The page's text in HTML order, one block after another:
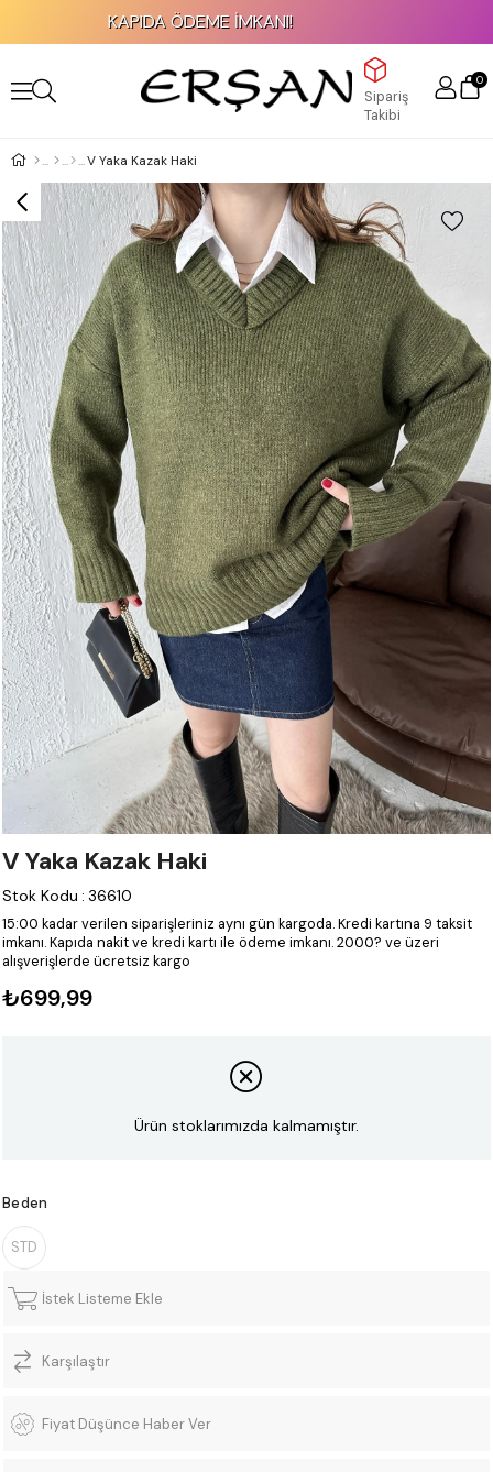
KAPIDA ÖDEME İMKANI!
Sipariş
Takibi
0
V Yaka Kazak Haki
V Yaka Kazak Haki
Stok Kodu : 36610
15:00 kadar verilen siparişleriniz aynı gün kargoda.Kredi kartına 9 taksit
imkanı.Kapıda nakit ve kredi kartı ile ödeme imkanı.2000? ve üzeri
alışverişlerde ücretsiz kargo
₺699,99
Ürün stoklarımızda kalmamıştır.
Beden
STD
İstek Listeme Ekle
Karşılaştır
Fiyat Düşünce Haber Ver